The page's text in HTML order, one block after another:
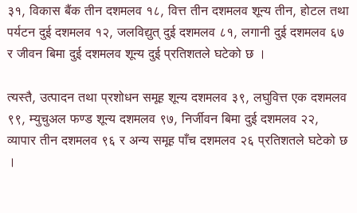
३१, विकास बैंक तीन दशमलव १८, वित्त तीन दशमलव शून्य तीन, होटल तथा
पर्यटन दुई दशमलव १२, जलविद्युत् दुई दशमलव ८१, लगानी दुई दशमलव ६७
र जीवन बिमा दुई दशमलव शून्य दुई प्रतिशतले घटेको छ ।
त्यस्तै, उत्पादन तथा प्रशोधन समूह शून्य दशमलव ३९, लघुवित्त एक दशमलव
९९, म्युचुअल फण्ड शून्य दशमलव ९७, निर्जीवन बिमा दुई दशमलव २२,
व्यापार तीन दशमलव ९६ र अन्य समूह पाँच दशमलव २६ प्रतिशतले घटेको छ
।